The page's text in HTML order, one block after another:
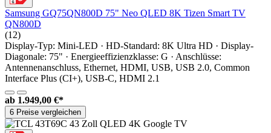
Samsung GQ75QN800D 75" Neo QLED 8K Tizen Smart TV
QN800D
(12)
Display-Typ: Mini-LED · HD-Standard: 8K Ultra HD · Display-
Diagonale: 75" · Energieeffizienzklasse: G · Anschlüsse:
Antennenanschluss, Ethernet, HDMI, USB, USB 2.0, Common
Interface Plus (CI+), USB-C, HDMI 2.1
ab 1.949,00 €*
6 Preise vergleichen